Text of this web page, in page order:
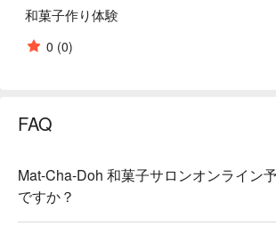
和菓子作り体験
0 (0)
FAQ
Mat-Cha-Doh 和菓子サロンオンライン
ですか？